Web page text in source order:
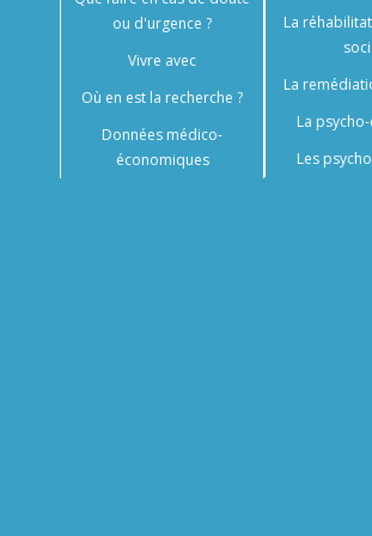
ou d'urgence ?
Vivre avec
Où en est la recherche ?
Données médico-
économiques
La
La
La
Les